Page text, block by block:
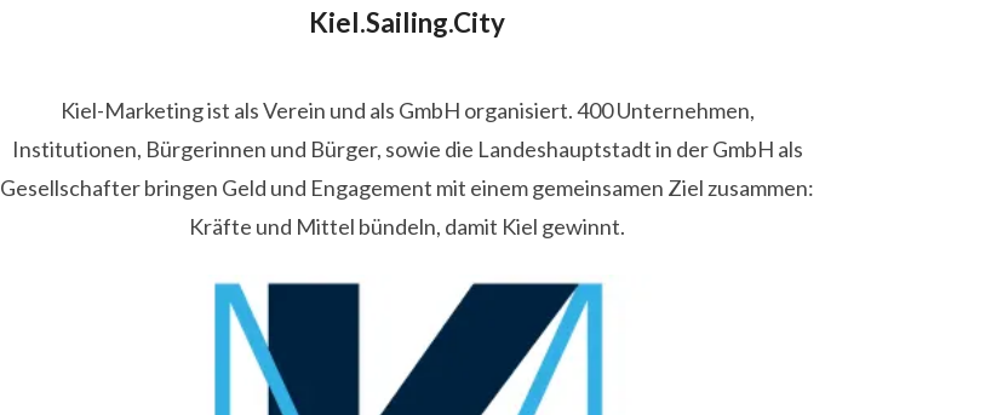
Kiel.Sailing.City
Kiel-Marketing ist als Verein und als GmbH organisiert. 400 Unternehmen,
Institutionen, Bürgerinnen und Bürger, sowie die Landeshauptstadt in der GmbH als
Gesellschafter bringen Geld und Engagement mit einem gemeinsamen Ziel zusammen:
Kräfte und Mittel bündeln, damit Kiel gewinnt.